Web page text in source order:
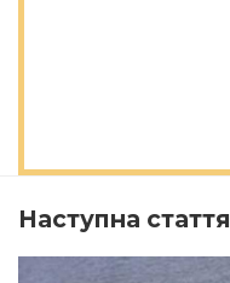
Наступна стаття